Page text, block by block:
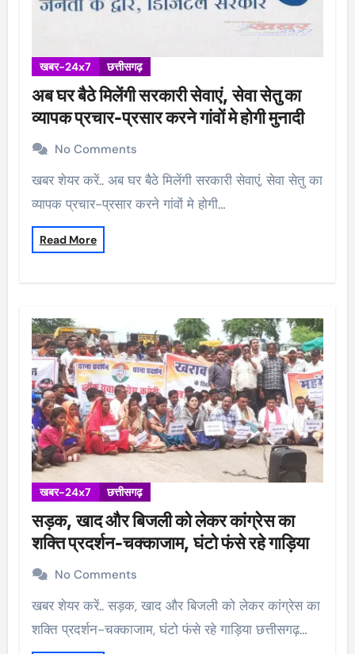
खबर-24x7 छत्तीसगढ़
अब घर बैठे मिलेंगी सरकारी सेवाएं, सेवा सेतु का
व्यापक प्रचार-प्रसार करने गांवों मे होगी मुनादी
No Comments
खबर शेयर करें.. अब घर बैठे मिलेंगी सरकारी सेवाएं, सेवा सेतु का
व्यापक प्रचार-प्रसार करने गांवों मे होगी…
Read More
खबर-24x7 छत्तीसगढ़
सड़क, खाद और बिजली को लेकर कांग्रेस का
शक्ति प्रदर्शन-चक्काजाम, घंटो फंसे रहे गाड़िया
No Comments
खबर शेयर करें.. सड़क, खाद और बिजली को लेकर कांग्रेस का
शक्ति प्रदर्शन-चक्काजाम, घंटो फंसे रहे गाड़िया छत्तीसगढ़…